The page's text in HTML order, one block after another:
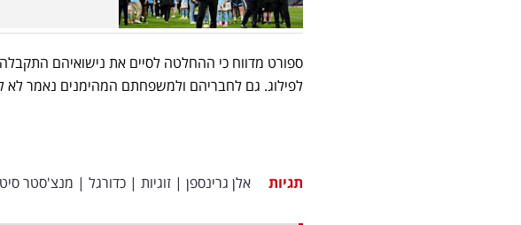
ספורט מדווח כי ההחלטה לסיים את נישואיהם
לפילוג. גם לחבריהם ולמשפחתם המהימנים נאמר לא
תגיות אלן גרינספן | זוגיות | כדורגל | מנצ'סטר